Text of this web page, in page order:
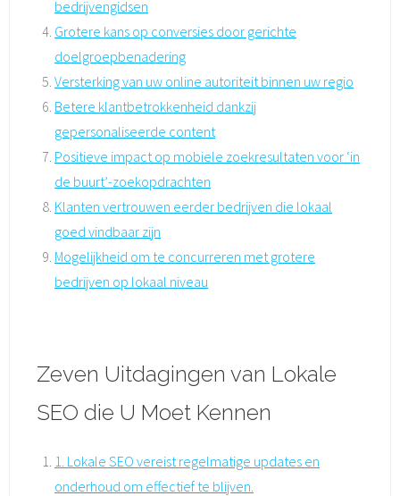
bedrijvengidsen
Grotere kans op conversies door gerichte
doelgroepbenadering
Versterking van uw online autoriteit binnen uw regio
Betere klantbetrokkenheid dankzij
gepersonaliseerde content
Positieve impact op mobiele zoekresultaten voor ‘in
de buurt’-zoekopdrachten
Klanten vertrouwen eerder bedrijven die lokaal
goed vindbaar zijn
Mogelijkheid om te concurreren met grotere
bedrijven op lokaal niveau
Zeven Uitdagingen van Lokale
SEO die U Moet Kennen
1. Lokale SEO vereist regelmatige updates en
onderhoud om effectief te blijven.